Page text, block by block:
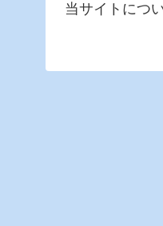
当サイトにつ